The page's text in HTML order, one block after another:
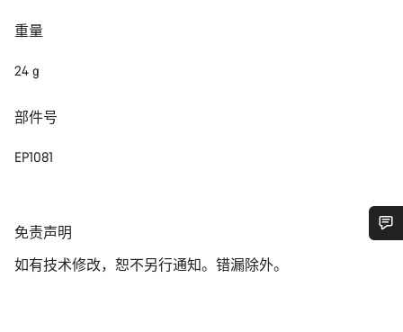
重量
24 g
部件号
EP1081
免
声
免责声明
如有技术修改，恕不另行通知。错漏除外。
您需要帮助吗？